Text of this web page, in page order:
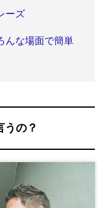
ーズ
んな場面で簡単
うの？